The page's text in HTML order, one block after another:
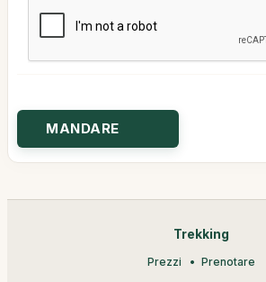
Trekking
Prezzi Prenotare